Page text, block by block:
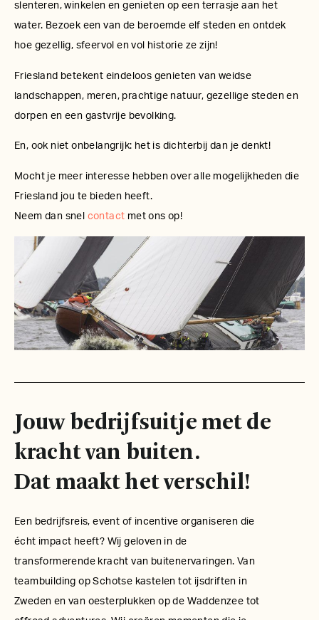
slenteren, winkelen en genieten op een terrasje aan het
water. Bezoek een van de beroemde elf steden en ontdek
hoe gezellig, sfeervol en vol historie ze zijn!
Friesland betekent eindeloos genieten van weidse
landschappen, meren, prachtige natuur, gezellige steden en
dorpen en een gastvrije bevolking.
En, ook niet onbelangrijk: het is dichterbij dan je denkt!
Mocht je meer interesse hebben over alle mogelijkheden die
Friesland jou te bieden heeft.
Neem dan snel contact met ons op!
Jouw bedrijfsuitje met de
kracht van buiten.
Dat maakt het verschil!
Een bedrijfsreis, event of incentive organiseren die
écht impact heeft? Wij geloven in de
transformerende kracht van buitenervaringen. Van
teambuilding op Schotse kastelen tot ijsdriften in
Zweden en van oesterplukken op de Waddenzee tot